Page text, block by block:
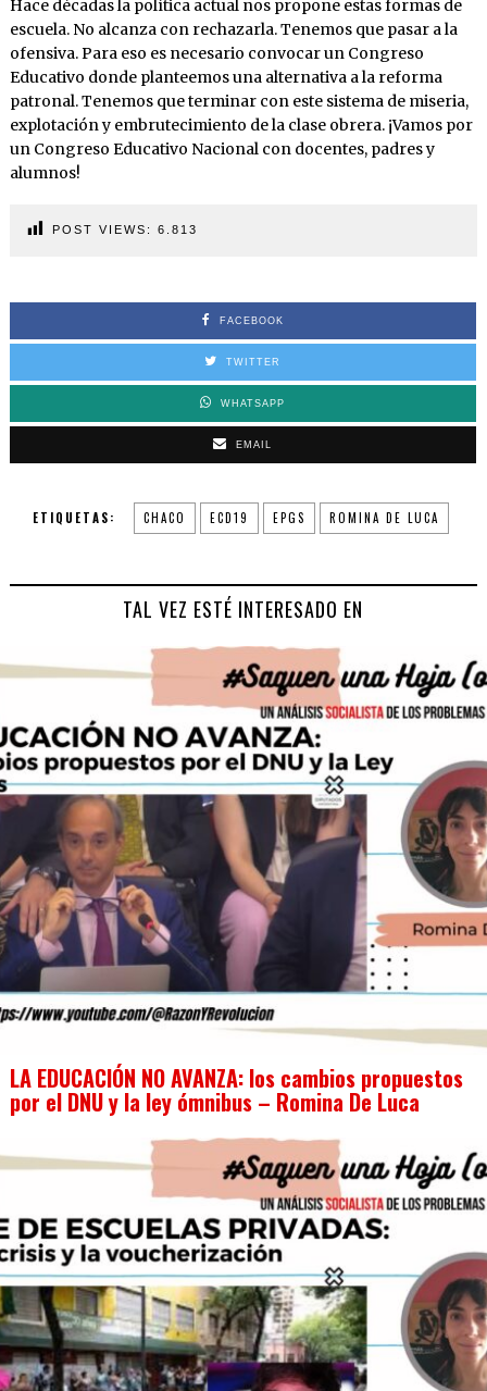
Hace décadas la política actual nos propone estas formas de
escuela. No alcanza con rechazarla. Tenemos que pasar a la
ofensiva. Para eso es necesario convocar un Congreso
Educativo donde planteemos una alternativa a la reforma
patronal. Tenemos que terminar con este sistema de miseria,
explotación y embrutecimiento de la clase obrera. ¡Vamos por
un Congreso Educativo Nacional con docentes, padres y
alumnos!
POST VIEWS: 6.813
FACEBOOK
TWITTER
WHATSAPP
EMAIL
ETIQUETAS: CHACO ECD19 EPGS ROMINA DE LUCA
TAL VEZ ESTÉ INTERESADO EN
LA EDUCACIÓN NO AVANZA: los cambios propuestos
por el DNU y la ley ómnibus – Romina De Luca